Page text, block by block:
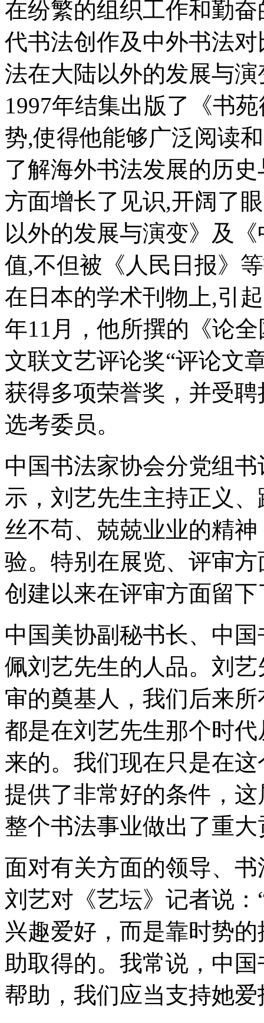
在纷繁的组织工作和勤
代书法创作及中外书法
法在大陆以外的发展与
1997年结集出版了《书
势,使得他能够广泛阅读
了解海外书法发展的历
方面增长了见识,开阔了
以外的发展与演变》及
值,不但被《人民日报》
在日本的学术刊物上,引
年11月，他所撰的《论
文联文艺评论奖“评论文
获得多项荣誉奖，并受
选考委员。
中国书法家协会分党组
示，刘艺先生主持正义
丝不苟、兢兢业业的精
验。特别在展览、评审
创建以来在评审方面留
中国美协副秘书长、中
佩刘艺先生的人品。刘
审的奠基人，我们后来
都是在刘艺先生那个时
来的。我们现在只是在
提供了非常好的条件，
整个书法事业做出了重大
面对有关方面的领导、
刘艺对《艺坛》记者说
兴趣爱好，而是靠时势
助取得的。我常说，中
帮助，我们应当支持她爱